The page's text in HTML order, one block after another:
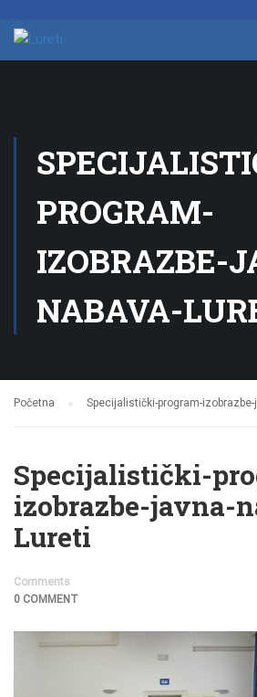
PROGRAM-
IZOBRAZBE-
NABAVA-
Početna Specijalistički-program-izobrazbe-
Specijalistički-
izobrazbe-javna-
Lureti
Comments
0 COMMENT